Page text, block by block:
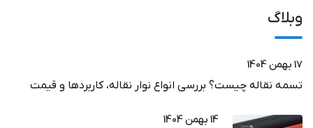
وبلاگ
17 بهمن 1404
تسمه نقاله چیست؟ بررسی انواع نوار نقاله، کاربردها و قیمت
14 بهمن 1404